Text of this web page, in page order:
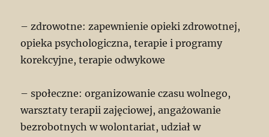
– zdrowotne: zapewnienie opieki zdrowotnej,
opieka psychologiczna, terapie i programy
korekcyjne, terapie odwykowe
– społeczne: organizowanie czasu wolnego,
warsztaty terapii zajęciowej, angażowanie
bezrobotnych w wolontariat, udział w